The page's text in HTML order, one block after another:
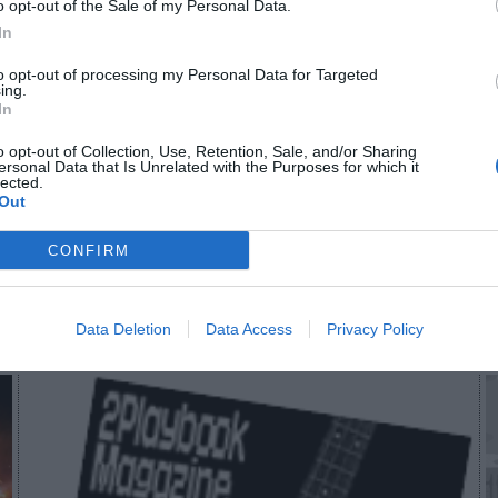
opt-out of the Sale of my Personal Data.
opt-out of processing my Personal Data for Targeted
opt-out of Collection, Use, Retention, Sale, and/or Sharing
Data that Is Unrelated with the Purposes for which it
CONFIRM
Data Deletion Data Access Privacy Policy
no formas parte de 2Playbook
¡Suscríbete! Inicia sesión